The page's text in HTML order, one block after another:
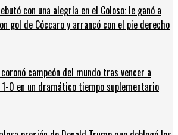
con una alegría en el Coloso: le ganó a
gol de Cóccaro y arrancó con el pie derecho
coronó campeón del mundo tras vencer a
0 en un dramático tiempo suplementario